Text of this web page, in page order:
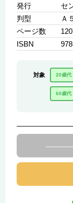
発行
セ
判型
Ａ
ページ数
ISBN
対象 20歳代
60歳代